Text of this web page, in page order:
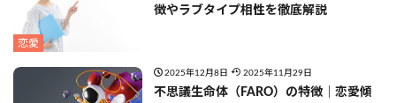
恋愛
徴やラブタイプ相性を徹底解説
2025年12月8日 2025年11月29日
不思議生命体（FARO）の特徴｜恋愛傾